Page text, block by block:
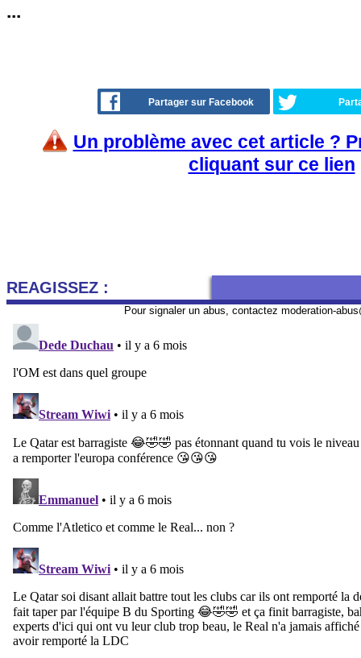
...
Partager sur Facebook
Un problème avec cet article ?
cliquant sur ce lien
REAGISSEZ :
Pour signaler un abus, contactez moderation-